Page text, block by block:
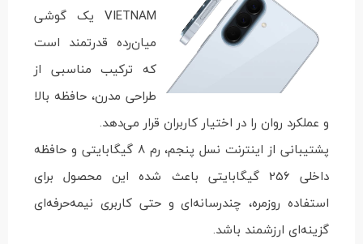
VIETNAM یک گوشی
میان‌رده قدرتمند است
که ترکیب مناسبی از
طراحی مدرن، حافظه بالا
و عملکرد روان را در اختیار کاربران قرار می‌دهد.
پشتیبانی از اینترنت نسل پنجم، رم 8 گیگابایتی و حافظه
داخلی 256 گیگابایتی باعث شده این محصول برای
استفاده روزمره، چندرسانه‌ای و حتی کاربری نیمه‌حرفه‌ای
گزینه‌ای ارزشمند باشد.